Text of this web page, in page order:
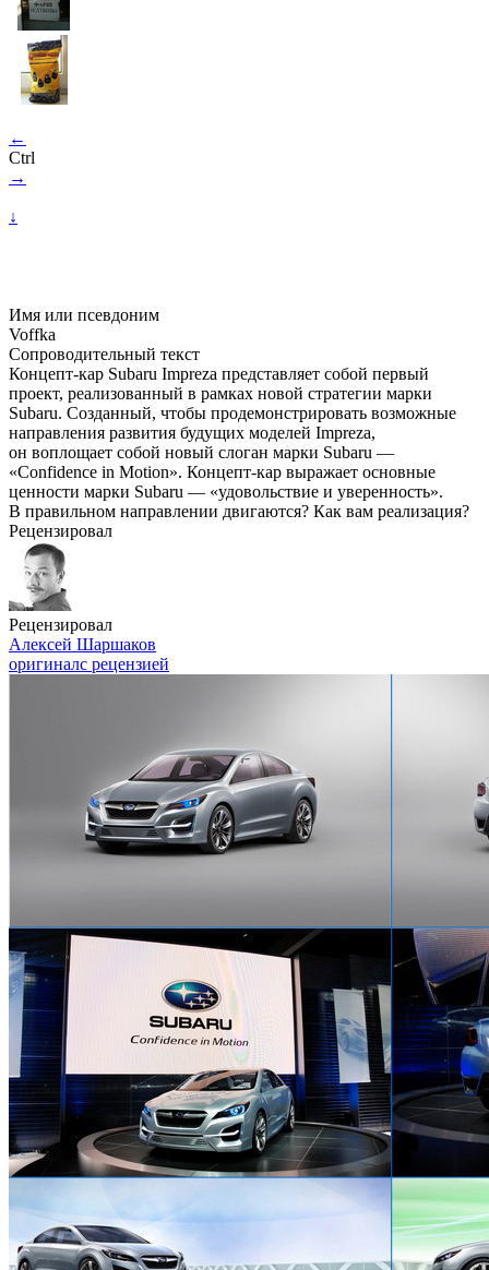
←
Ctrl
→
↓
Имя или псевдоним
Voffka
Сопроводительный текст
Концепт-кар Subaru Impreza представляет собой первый
проект, реализованный в рамках новой стратегии марки
Subaru. Созданный, чтобы продемонстрировать возможные
направления развития будущих моделей Impreza,
он воплощает собой новый слоган марки Subaru —
«Confidence in Motion». Концепт-кар выражает основные
ценности марки Subaru — «удовольствие и уверенность».
В правильном направлении двигаются? Как вам реализация?
Рецензировал
Рецензировал
Алексей Шаршаков
оригиналс рецензией